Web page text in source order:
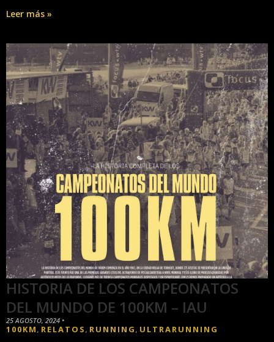
Leer más »
HISTORIA DE LOS CAMPEONATOS
DEL MUNDO DE 100KM – IAU
25 AGOSTO, 2024 •
100KM , RELATOS , RUNNING , ULTRARUNNING